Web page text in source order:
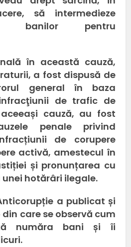
să intermedieze
banilor pentru
în această cauză,
a fost dispusă de
general în baza
de trafic de
cauză, au fost
penale privind
de corupere
activă, amestecul în
și pronunțarea cu
hotărâri ilegale.
a publicat și
care se observă cum
număra bani și îi